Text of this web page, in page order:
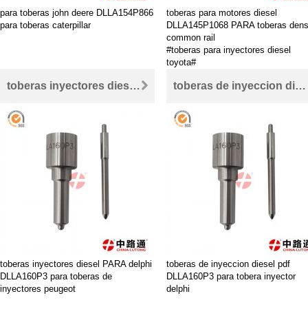
para toberas john deere DLLA154P866
para toberas caterpillar
toberas para motores diesel
DLLA145P1068 PARA toberas
common rail
#toberas para inyectores diesel
toyota#
#Para toberas john deere#
#Para toberas denso common rail#
#toberas para motores diesel#
toberas inyectores diesel PARA delphi DLLA160P3 para toberas de inyectores peugeot
toberas inyectores diesel PARA delphi
DLLA160P3 para toberas de
inyectores peugeot
toberas de inyeccion diesel pdf DLLA160P3 para tobera inyector delphi
toberas de inyeccion diesel pdf
DLLA160P3 para tobera inyector
delphi